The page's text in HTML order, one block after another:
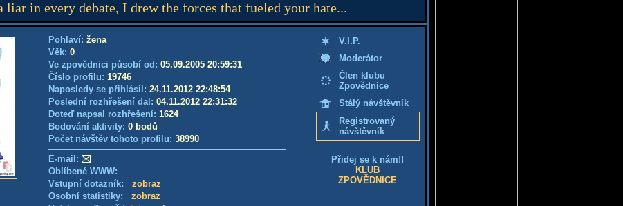
liar in every debate, I drew the forces that fueled your hate...
Pohlaví: žena
Věk: 0
Ve zpovědnici působí od: 05.09.2005 20:59:31
Číslo profilu: 19746
Naposledy se přihlásil: 24.11.2012 22:48:54
Poslední rozhřešení dal: 04.11.2012 22:31:32
Doteď napsal rozhřešení: 1624
Bodování aktivity: 0 bodů
Počet návštěv tohoto profilu: 38990
E-mail:
Oblíbené WWW:
Vstupní dotazník: zobraz
Osobní statistiky: zobraz
V.I.P.
Moderátor
Člen klubu
Zpovědnice
Stálý návštěvník
Registrovaný
návštěvník
Přidej se k nám!!
KLUB
ZPOVĚDNICE